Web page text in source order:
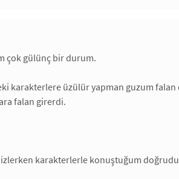
çok gülünç bir durum.
karakterlere üzülür yapman guzum falan
falan girerdi.
izlerken karakterlerle konuştuğum